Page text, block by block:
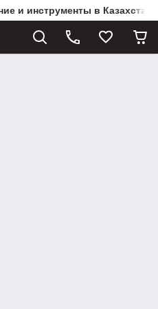
и инструменты в